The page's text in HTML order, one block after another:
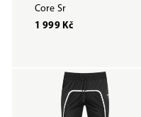
Core Sr
1 999 Kč